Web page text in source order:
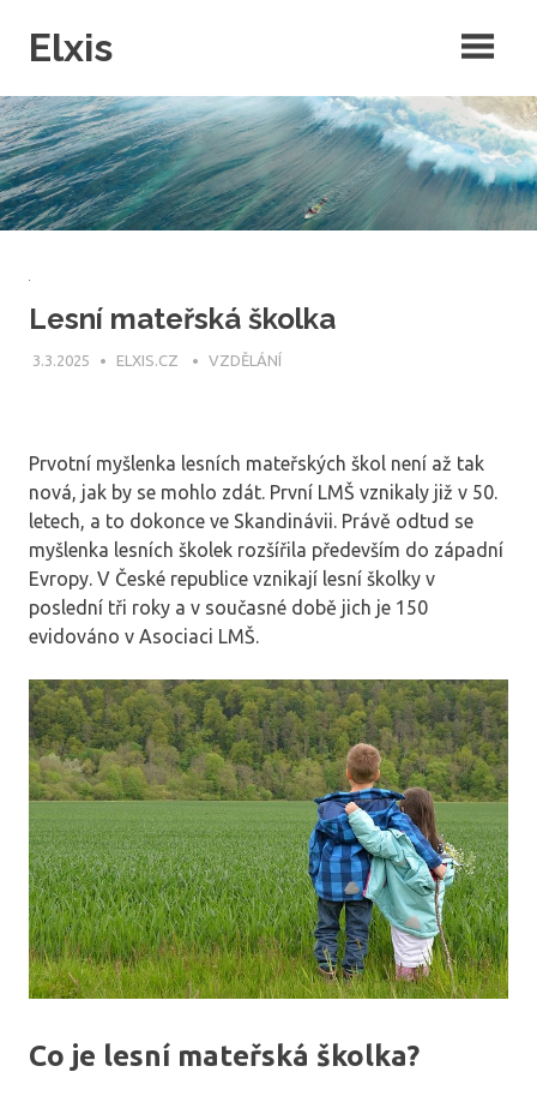
Elxis
intenretový magazín, ve kterém by byly rubriky pro každého? Přesně
to jsme pro vás udělali a navíc do něj můžete publikovat i vy!
Lesní mateřská školka
3.3.2025 ELXIS.CZ VZDĚLÁNÍ
Prvotní myšlenka lesních mateřských škol není až tak
nová, jak by se mohlo zdát. První LMŠ vznikaly již v 50.
letech, a to dokonce ve Skandinávii. Právě odtud se
myšlenka lesních školek rozšířila především do západní
Evropy. V České republice vznikají lesní školky v
poslední tři roky a v současné době jich je 150
evidováno v Asociaci LMŠ.
Co je lesní mateřská školka?